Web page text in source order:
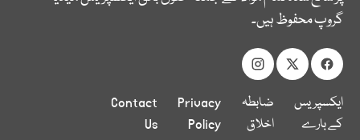
گروپ محفوظ ہیں۔
ایکسپریس
کے بارے
ضابطہ
اخلاق
Privacy
Policy
Contact
Us